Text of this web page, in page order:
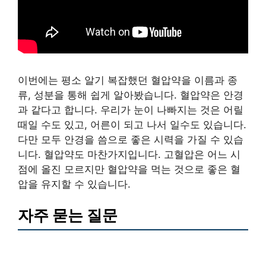
이번에는 평소 알기 복잡했던 혈압약을 이름과 종
류, 성분을 통해 쉽게 알아봤습니다. 혈압약은 안경
과 같다고 합니다. 우리가 눈이 나빠지는 것은 어릴
때일 수도 있고, 어른이 되고 나서 일수도 있습니다.
다만 모두 안경을 씀으로 좋은 시력을 가질 수 있습
니다. 혈압약도 마찬가지입니다. 고혈압은 어느 시
점에 올진 모르지만 혈압약을 먹는 것으로 좋은 혈
압을 유지할 수 있습니다.
자주 묻는 질문